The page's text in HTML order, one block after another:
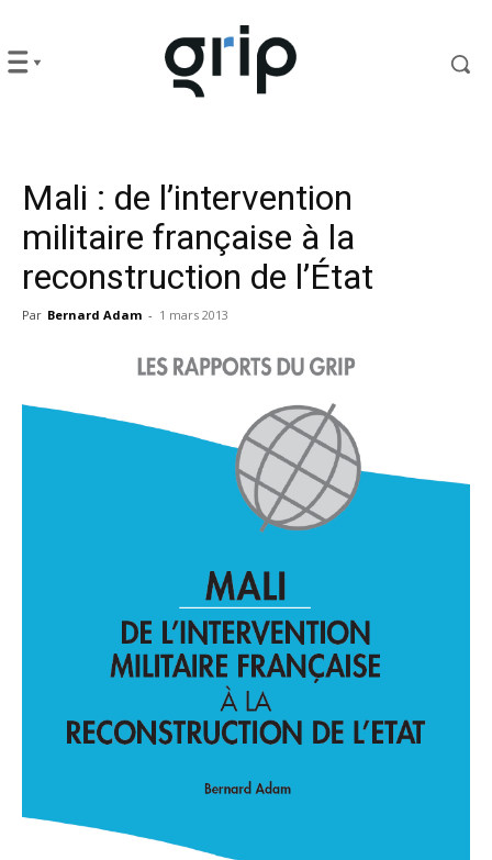
Mali : de l’intervention
militaire française à la
reconstruction de l’État
Par Bernard Adam - 1 mars 2013